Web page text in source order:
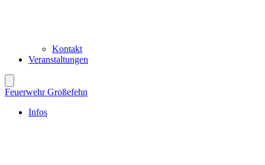
Kontakt
Veranstaltungen
Feuerwehr Großefehn
Infos